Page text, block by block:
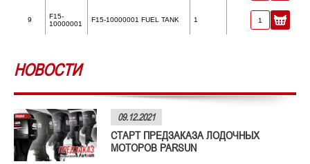
9
F15-
10000001
F15-10000001 FUEL TANK 1
НОВОСТИ
09.12.2021
СТАРТ ПРЕДЗАКАЗА ЛОДОЧНЫХ
МОТОРОВ PARSUN